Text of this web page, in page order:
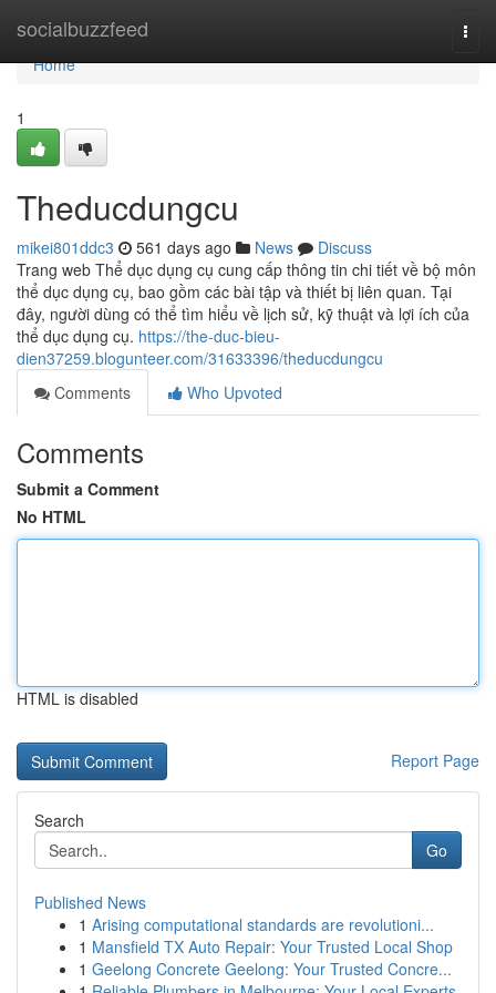
socialbuzzfeed
Home
Home
1
Theducdungcu
mikei801ddc3 561 days ago News
Discuss
Trang web Thể dục dụng cụ cung cấp thông tin chi tiết về bộ môn
thể dục dụng cụ, bao gồm các bài tập và thiết bị liên quan. Tại
đây, người dùng có thể tìm hiểu về lịch sử, kỹ thuật và lợi ích của
thể dục dụng cụ. https://the-duc-bieu-
dien37259.blogunteer.com/31633396/theducdungcu
Comments
Who Upvoted
Comments
Submit a Comment
No HTML
HTML is disabled
Report Page
Search
Go
Published News
1 Arising computational standards are revolutioni...
1 Mansfield TX Auto Repair: Your Trusted Local Shop
1 Geelong Concrete Geelong: Your Trusted Concre...